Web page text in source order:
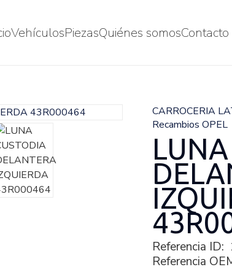
VehículosPiezasQuiénes somosContacto
CARROCERIA
Recambios OPEL
Referencia ID:
Referencia